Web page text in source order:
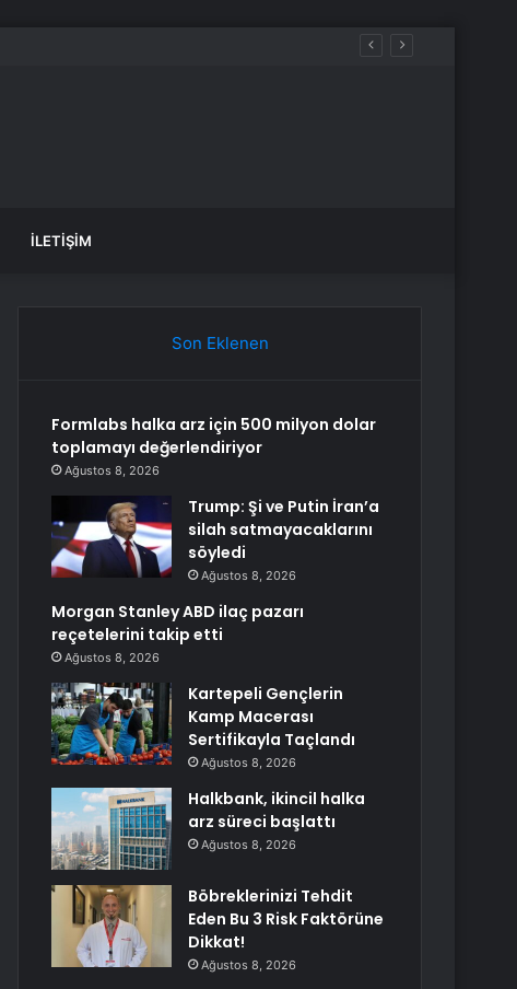
İLETIŞIM
Son Eklenen
Formlabs halka arz için 500 milyon dolar
toplamayı değerlendiriyor
Ağustos 8, 2026
Trump: Şi ve Putin İran’a
silah satmayacaklarını
söyledi
Ağustos 8, 2026
Morgan Stanley ABD ilaç pazarı
reçetelerini takip etti
Ağustos 8, 2026
Kartepeli Gençlerin
Kamp Macerası
Sertifikayla Taçlandı
Ağustos 8, 2026
Halkbank, ikincil halka
arz süreci başlattı
Ağustos 8, 2026
Böbreklerinizi Tehdit
Eden Bu 3 Risk Faktörüne
Dikkat!
Ağustos 8, 2026